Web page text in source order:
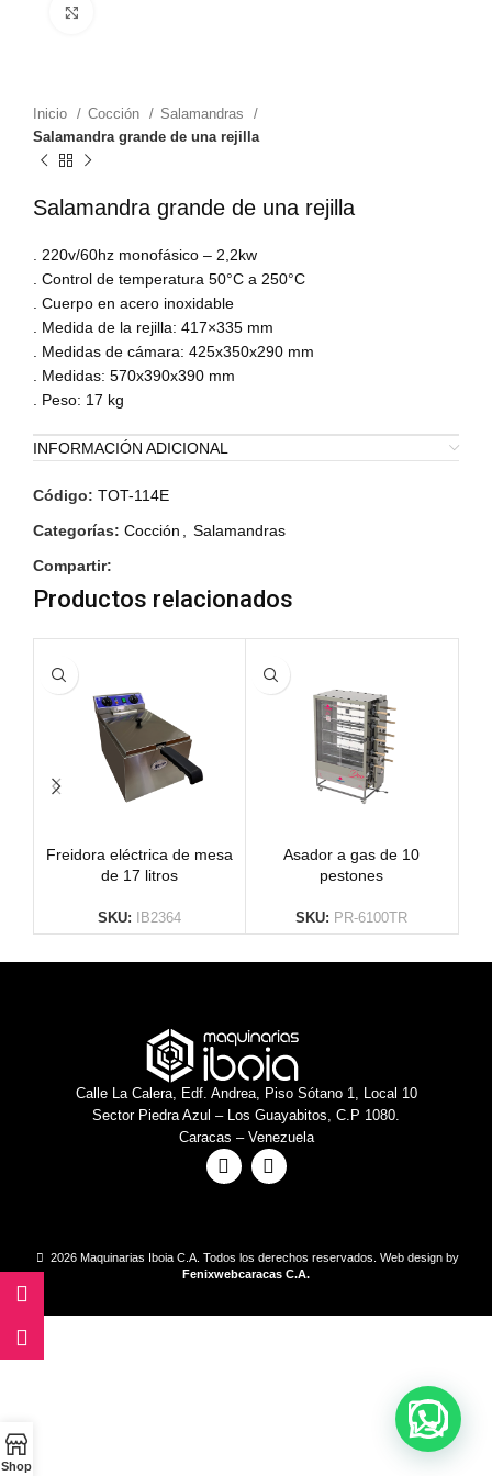
Inicio Cocción
Salamandras
Salamandra grande de una rejilla
Salamandra grande de una rejilla
. 220v/60hz monofásico – 2,2kw
. Control de temperatura 50°C a 250°C
. Cuerpo en acero inoxidable
. Medida de la rejilla: 417×335 mm
. Medidas de cámara: 425x350x290 mm
. Medidas: 570x390x390 mm
. Peso: 17 kg
INFORMACIÓN ADICIONAL
Código: TOT-114E
Categorías: Cocción
Salamandras
Compartir:
Productos relacionados
Freidora eléctrica de mesa
de 17 litros
SKU: IB2364
Asador a gas de 10
pestones
SKU: PR-6100TR
Calle La Calera, Edf. Andrea, Piso Sótano 1, Local 10
Sector Piedra Azul – Los Guayabitos, C.P 1080.
Caracas – Venezuela
2026 Maquinarias Iboia C.A. Todos los derechos reservados. Web design by
Fenixwebcaracas C.A.
Shop